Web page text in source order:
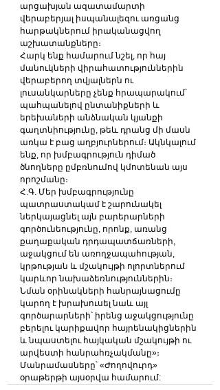
արցախյան ազատամարտի
վերաբերյալ իսպանալեզու առցանց
հարթակներում իրականացվող
աշխատանքները։
Հարկ ենք համարում նշել, որ հայ
մանուկների վիրահատություններին
վերաբերող տվյալներն ու
լուսանկարները չենք հրապարակում՝
պահպանելով ընտանիքների և
երեխաների անձնական կյանքի
գաղտնիությունը, թեև դրանց մի մասն
առկա է բաց աղբյուրներում։ Ակնկալում
ենք, որ խմբագրություն դիմած
ծնողները ըմբռնումով կմոտենան այս
որոշմանը։
Հ.Գ. Մեր խմբագրությունը
պատրաստակամ է շարունակել
ներկայացնել այն բարերարների
գործունեությունը, որոնք, առանց
քաղաքական դրդապատճառների,
աջակցում են առողջապահության,
կրթության և մշակույթի ոլորտներում
կարևոր նախաձեռնություններին։
Նման օրինակների հանրայնացումը
կարող է խրախուսել նաև այլ
գործարարների՝ իրենց աջակցությունը
բերելու կարիքավոր հայրենակիցներին
և նպաստելու հայկական մշակույթի ու
արվեստի հանրահռչակմանը»։
Մանրամասները՝ «Ժողովուրդ»
օրաթերթի այսօրվա համարում: